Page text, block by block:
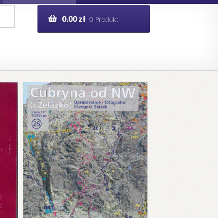
0.00zł 0 Produkt
Help in English